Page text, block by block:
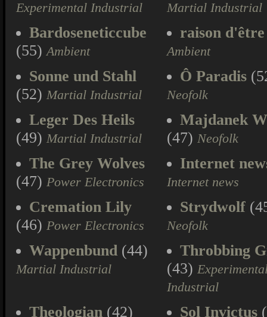
Experimental Industrial Martial Industrial
Bardoseneticcube
(55)Ambient
raison d'être
Ambient
Sonne und Stahl
(52) Martial Industrial
Ô Paradis
Neofolk
Leger Des Heils
(49) Martial Industrial
Majdanek
(47) Neofolk
The Grey Wolves
(47) Power Electronics
Internet
Internet news
Cremation Lily
(46) Power Electronics
Strydwolf
Neofolk
Wappenbund (44)
Martial Industrial
Throbbing
(43)
Industrial
Theologian (42) Sol Invictus